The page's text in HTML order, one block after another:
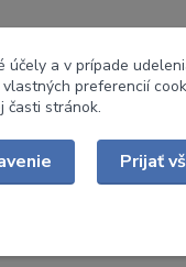
účely a v prípade
preferencií
časti stránok.
Prijať